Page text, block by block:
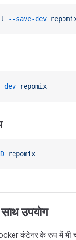
--save-dev
dev repomix
repomix
उपयोग
कंटेनर के रूप में भी